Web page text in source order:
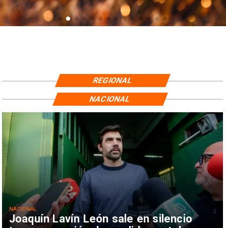
REGIONAL
Joaquín Lavín León sale en silencio
NACIONAL
NACIONAL